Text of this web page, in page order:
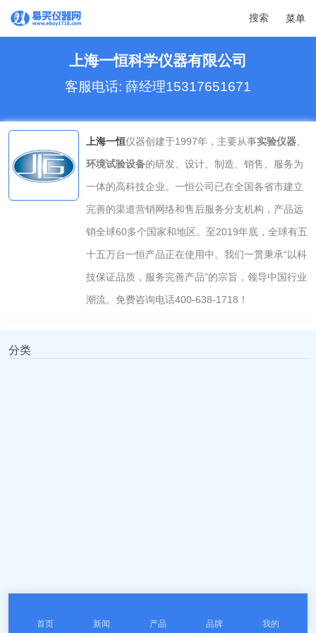
搜索 菜单
上海一恒科学仪器有限公司
客服电话: 薛经理15317651671
上海一恒仪器创建于1997年，主要从事实验仪器
环境试验设备的研发、设计、制造、销售、服务为
一体的高科技企业。一恒公司已在全国各省市建立
完善的渠道营销网络和售后服务分支机构，产品远
销全球60多个国家和地区。至2019年底，全球有五
十五万台一恒产品正在使用中。我们一贯秉承“以科
技保证品质，服务完善产品”的宗旨，领导中国行业
潮流。免费咨询电话400-638-1718！
分类
首页 新闻 产品 品牌 我的